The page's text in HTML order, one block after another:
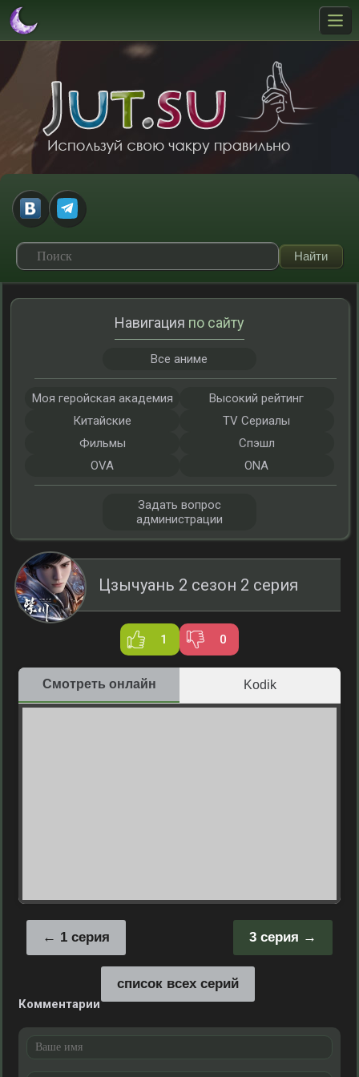
Цзычуань 2 сезон 2 серия
1 0
Смотреть онлайн Kodik
3 серия
1 серия
список всех серий
Комментарии
Навигация по сайту
Все аниме
Моя геройская академия
Высокий рейтинг
Китайские
TV Сериалы
Фильмы
Спэшл
OVA
ONA
Задать вопрос
администрации